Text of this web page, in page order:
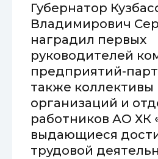
Губернатор
Владимирович
наградил первых
руководителей
предприятий-
также коллективы
организаций и
работников АО ХК
выдающиеся
трудовой